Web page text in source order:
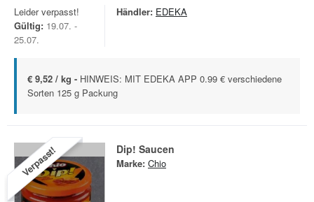
Leider verpasst!
Gültig: 19.07. -
25.07.
Händler: EDEKA
€ 9,52 / kg - HINWEIS: MIT EDEKA APP 0.99 € verschiedene
Sorten 125 g Packung
Verpasst! Dip! Saucen
Marke: Chio